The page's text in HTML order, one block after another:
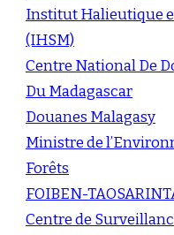
Institut Halieutique
(IHSM)
Centre National De
Du Madagascar
Douanes Malagasy
Ministre de
Forêts
FOIBEN-
Centre de